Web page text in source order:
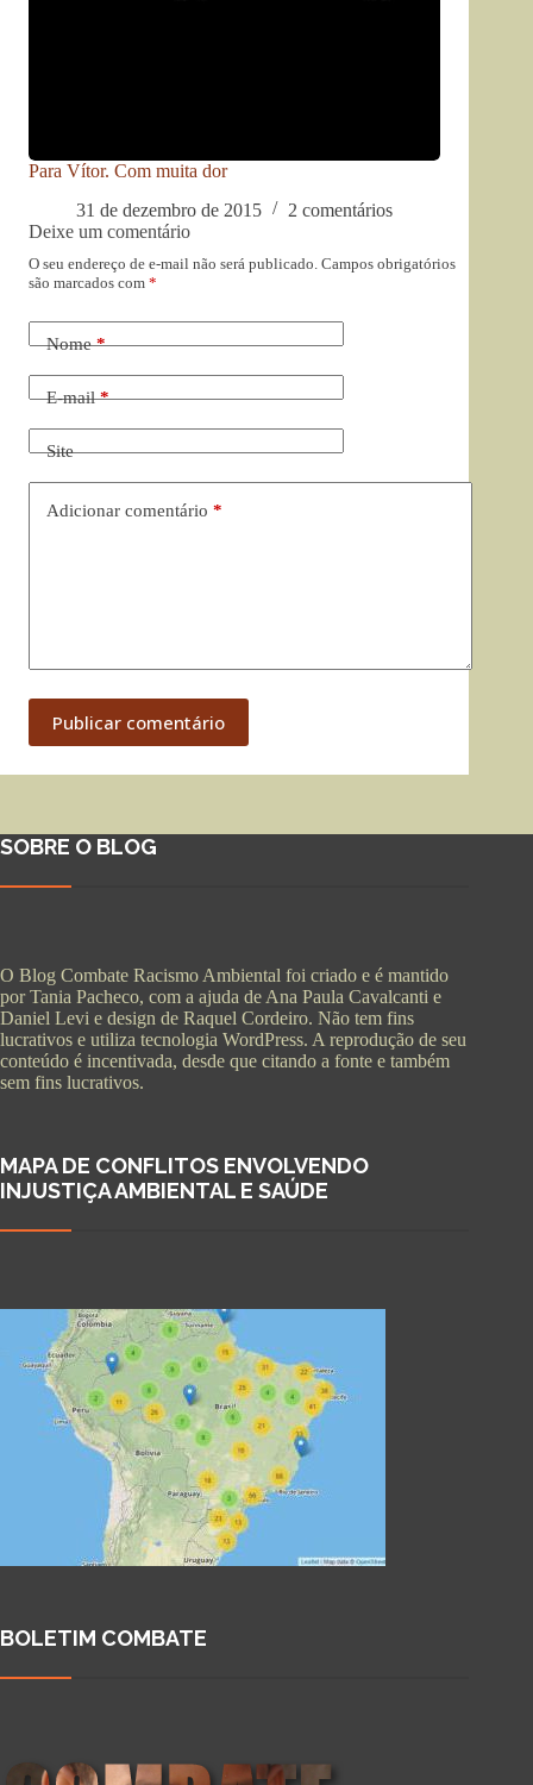
Para Vítor. Com muita dor
31 de dezembro de 2015
2 comentários
Deixe um comentário
O seu endereço de e-mail não será publicado. Campos obrigatórios
são marcados com *
Nome*
E-mail*
Site
Adicionar comentário *
Publicar comentário
SOBRE O BLOG
O Blog Combate Racismo Ambiental foi criado e é mantido
por Tania Pacheco, com a ajuda de Ana Paula Cavalcanti e
Daniel Levi e design de Raquel Cordeiro. Não tem fins
lucrativos e utiliza tecnologia WordPress. A reprodução de seu
conteúdo é incentivada, desde que citando a fonte e também
sem fins lucrativos.
MAPA DE CONFLITOS ENVOLVENDO
INJUSTIÇA AMBIENTAL E SAÚDE
BOLETIM COMBATE